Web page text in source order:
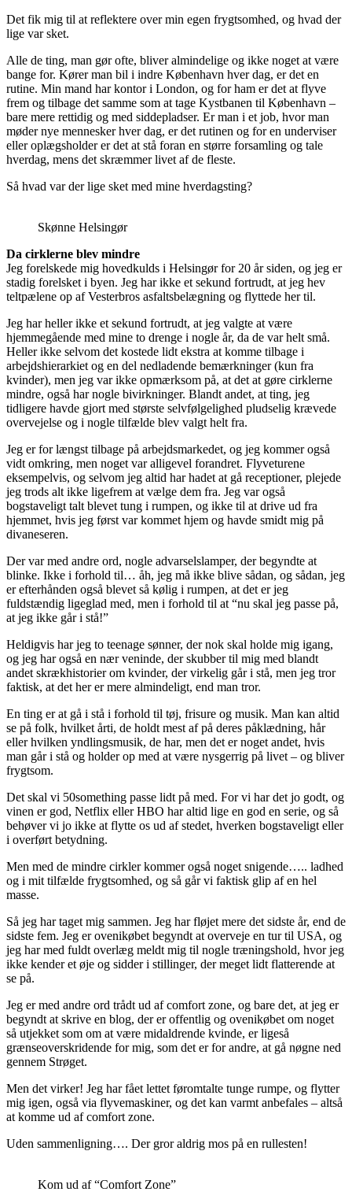
Det fik mig til at reflektere over min egen frygtsomhed, og hvad der
lige var sket.
Alle de ting, man gør ofte, bliver almindelige og ikke noget at være
bange for. Kører man bil i indre København hver dag, er det en
rutine. Min mand har kontor i London, og for ham er det at flyve
frem og tilbage det samme som at tage Kystbanen til København –
bare mere rettidig og med siddepladser. Er man i et job, hvor man
møder nye mennesker hver dag, er det rutinen og for en underviser
eller oplægsholder er det at stå foran en større forsamling og tale
hverdag, mens det skræmmer livet af de fleste.
Så hvad var der lige sket med mine hverdagsting?
Skønne Helsingør
Da cirklerne blev mindre
Jeg forelskede mig hovedkulds i Helsingør for 20 år siden, og jeg er
stadig forelsket i byen. Jeg har ikke et sekund fortrudt, at jeg hev
teltpælene op af Vesterbros asfaltsbelægning og flyttede her til.
Jeg har heller ikke et sekund fortrudt, at jeg valgte at være
hjemmegående med mine to drenge i nogle år, da de var helt små.
Heller ikke selvom det kostede lidt ekstra at komme tilbage i
arbejdshierarkiet og en del nedladende bemærkninger (kun fra
kvinder), men jeg var ikke opmærksom på, at det at gøre cirklerne
mindre, også har nogle bivirkninger. Blandt andet, at ting, jeg
tidligere havde gjort med største selvfølgelighed pludselig krævede
overvejelse og i nogle tilfælde blev valgt helt fra.
Jeg er for længst tilbage på arbejdsmarkedet, og jeg kommer også
vidt omkring, men noget var alligevel forandret. Flyveturene
eksempelvis, og selvom jeg altid har hadet at gå receptioner, plejede
jeg trods alt ikke ligefrem at vælge dem fra. Jeg var også
bogstaveligt talt blevet tung i rumpen, og ikke til at drive ud fra
hjemmet, hvis jeg først var kommet hjem og havde smidt mig på
divaneseren.
Der var med andre ord, nogle advarselslamper, der begyndte at
blinke. Ikke i forhold til… åh, jeg må ikke blive sådan, og sådan, jeg
er efterhånden også blevet så kølig i rumpen, at det er jeg
fuldstændig ligeglad med, men i forhold til at “nu skal jeg passe på,
at jeg ikke går i stå!”
Heldigvis har jeg to teenage sønner, der nok skal holde mig igang,
og jeg har også en nær veninde, der skubber til mig med blandt
andet skrækhistorier om kvinder, der virkelig går i stå, men jeg tror
faktisk, at det her er mere almindeligt, end man tror.
En ting er at gå i stå i forhold til tøj, frisure og musik. Man kan altid
se på folk, hvilket årti, de holdt mest af på deres påklædning, hår
eller hvilken yndlingsmusik, de har, men det er noget andet, hvis
man går i stå og holder op med at være nysgerrig på livet – og bliver
frygtsom.
Det skal vi 50something passe lidt på med. For vi har det jo godt, og
vinen er god, Netflix eller HBO har altid lige en god en serie, og så
behøver vi jo ikke at flytte os ud af stedet, hverken bogstaveligt eller
i overført betydning.
Men med de mindre cirkler kommer også noget snigende….. ladhed
og i mit tilfælde frygtsomhed, og så går vi faktisk glip af en hel
masse.
Så jeg har taget mig sammen. Jeg har fløjet mere det sidste år, end de
sidste fem. Jeg er ovenikøbet begyndt at overveje en tur til USA, og
jeg har med fuldt overlæg meldt mig til nogle træningshold, hvor jeg
ikke kender et øje og sidder i stillinger, der meget lidt flatterende at
se på.
Jeg er med andre ord trådt ud af comfort zone, og bare det, at jeg er
begyndt at skrive en blog, der er offentlig og ovenikøbet om noget
så utjekket som om at være midaldrende kvinde, er ligeså
grænseoverskridende for mig, som det er for andre, at gå nøgne ned
gennem Strøget.
Men det virker! Jeg har fået lettet føromtalte tunge rumpe, og flytter
mig igen, også via flyvemaskiner, og det kan varmt anbefales – altså
at komme ud af comfort zone.
Uden sammenligning…. Der gror aldrig mos på en rullesten!
Kom ud af “Comfort Zone”